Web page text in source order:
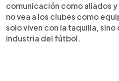
comunicación como aliados
no vea a los clubes como
solo viven con la taquilla,
industria del fútbol.